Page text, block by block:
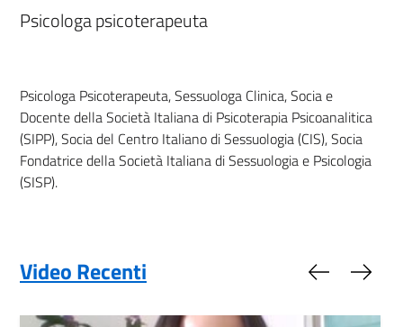
Psicologa psicoterapeuta
Psicologa Psicoterapeuta, Sessuologa Clinica, Socia e
Docente della Società Italiana di Psicoterapia Psicoanalitica
(SIPP), Socia del Centro Italiano di Sessuologia (CIS), Socia
Fondatrice della Società Italiana di Sessuologia e Psicologia
(SISP).
Video Recenti Slide